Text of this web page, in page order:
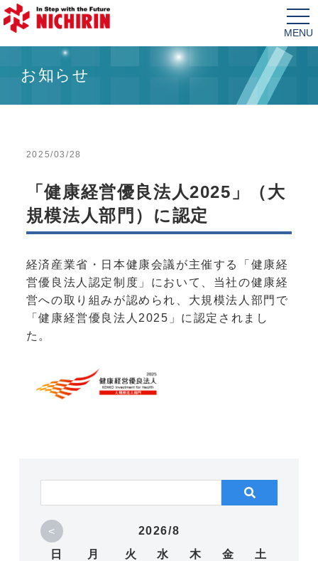
お知らせ
2025/03/28
「健康経営優良法人2025」（大
規模法人部門）に認定
経済産業省・日本健康会議が主催する「健康経
営優良法人認定制度」において、当社の健康経
営への取り組みが認められ、大規模法人部門で
「健康経営優良法人2025」に認定されまし
た。
<
2026/8
日
月 火 水 木 金 土